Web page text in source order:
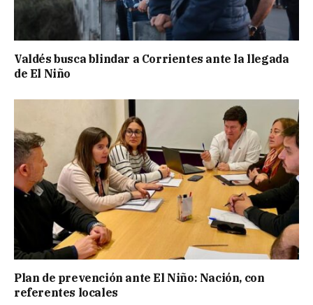
Valdés busca blindar a Corrientes ante la llegada
de El Niño
Plan de prevención ante El Niño: Nación, con
referentes locales